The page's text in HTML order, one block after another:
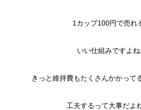
1カップ100円で売れ
いい仕組みですよね
きっと維持費もたくさんかかって
工夫するって大事だよ